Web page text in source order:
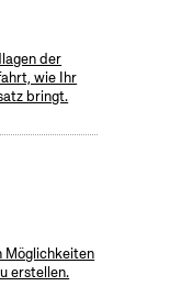
der
wie Ihr
bringt.
Möglichkeiten
erstellen.